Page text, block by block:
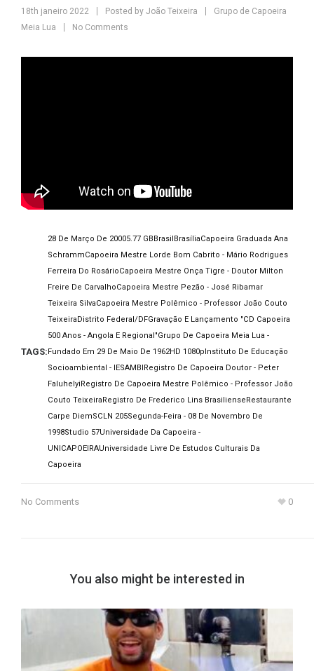
18th janeiro 2022 Posted by João Teixeira
Grupo de Capoeira
Meia Lua
No Comments
TAGS:
28 De Março De 20005.77 GB Brasil BrasíliaCapoeira Graduada Ana
SchrammCapoeira Mestre Lorde Bom Cabrito - Mário Rodrigues
Ferreira Do RosárioCapoeira Mestre Onça Tigre - Doutor Milton
Freire De CarvalhoCapoeira Mestre Pezão - José Ribamar
Teixeira SilvaCapoeira Mestre Polêmico - Professor João Couto
Teixeira Distrito Federal/DFGravação E Lançamento "CD Capoeira
500 Anos - Angola E Regional"Grupo De Capoeira Meia Lua -
Fundado Em 29 De Maio De 1962HD 1080p Instituto De Educação
Socioambiental - IESAMBI Registro De Capoeira Doutor - Peter
Faluhelyi Registro De Capoeira Mestre Polêmico - Professor João
Couto Teixeira Registro De Frederico Lins Brasiliense Restaurante
Carpe DiemSCLN 205Segunda-Feira - 08 De Novembro De
1998Studio 57Universidade Da Capoeira -
UNICAPOEIRAUniversidade Livre De Estudos Culturais Da
Capoeira
No Comments 0
You also might be interested in